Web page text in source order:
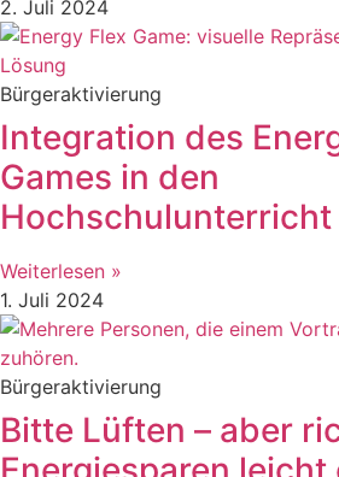
2. Juli 2024
Bürgeraktivierung
Integration des
Games in den
Hochschulunterricht
Weiterlesen »
1. Juli 2024
Bürgeraktivierung
Bitte Lüften – aber